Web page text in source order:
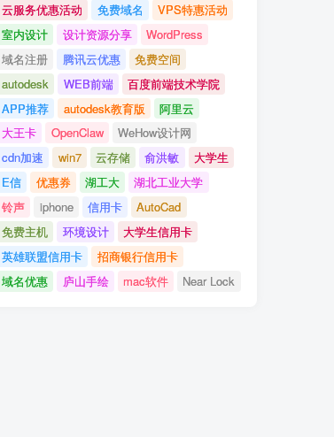
云服务优惠活动 免费域名
VPS特惠活动
室内设计
设计资源分享
WordPress
域名注册
腾讯云优惠
免费空间
autodesk
WEB前端
百度前端技术学院
APP推荐
autodesk教育版
阿里云
大王卡
OpenClaw
WeHow设计网
cdn加速
win7 云存储 俞洪敏
大学生
E信
优惠券 湖工大
湖北工业大学
铃声
iphone 信用卡
AutoCad
免费主机
环境设计
大学生信用卡
英雄联盟信用卡
招商银行信用卡
域名优惠
庐山手绘 mac软件 Near Lock